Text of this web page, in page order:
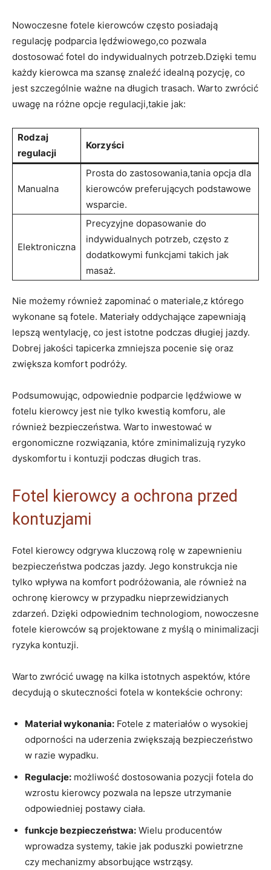
Nowoczesne fotele kierowców ⁣często posiadają
regulację podparcia lędźwiowego,co pozwala
dostosować fotel do indywidualnych potrzeb.Dzięki temu
każdy kierowca ma szansę znaleźć idealną pozycję, co
jest szczególnie ważne na długich trasach. Warto zwrócić
uwagę na różne opcje regulacji,takie jak:
Rodzaj
regulacji
Korzyści
Manualna
Prosta ⁤do zastosowania,tania opcja dla
kierowców preferujących podstawowe
wsparcie.
Elektroniczna
Precyzyjne dopasowanie do
indywidualnych potrzeb, często⁢ z‍
dodatkowymi funkcjami takich​ jak
masaż.
Nie możemy również zapominać o materiale,z którego
wykonane są fotele. Materiały oddychające zapewniają
lepszą ⁣wentylację,‍ co jest istotne podczas długiej jazdy.
Dobrej jakości tapicerka zmniejsza pocenie się oraz
zwiększa komfort podróży.
Podsumowując, odpowiednie ​podparcie ⁤lędźwiowe w
fotelu ‌kierowcy jest nie tylko kwestią komforu, ale
również bezpieczeństwa. ⁣Warto inwestować w
ergonomiczne rozwiązania, które‌ zminimalizują ryzyko
dyskomfortu i kontuzji podczas ‍długich tras.
Fotel kierowcy a ochrona przed
kontuzjami
Fotel kierowcy odgrywa kluczową rolę ⁤w zapewnieniu
bezpieczeństwa podczas jazdy. Jego konstrukcja nie
tylko wpływa na komfort podróżowania, ale również na
ochronę kierowcy w przypadku nieprzewidzianych
zdarzeń. Dzięki odpowiednim technologiom, nowoczesne
fotele kierowców są projektowane z myślą o minimalizacji
ryzyka kontuzji.
Warto zwrócić uwagę na kilka istotnych aspektów, które
decydują o skuteczności fotela w ⁢kontekście‌ ochrony:
Materiał wykonania: Fotele z⁤ materiałów o wysokiej
odporności na uderzenia zwiększają bezpieczeństwo
w razie ‌wypadku.
Regulacje: możliwość dostosowania pozycji fotela do
wzrostu kierowcy⁤ pozwala na lepsze utrzymanie
odpowiedniej postawy ciała.
funkcje bezpieczeństwa: Wielu producentów
wprowadza systemy, takie jak poduszki powietrzne
czy mechanizmy absorbujące wstrząsy.